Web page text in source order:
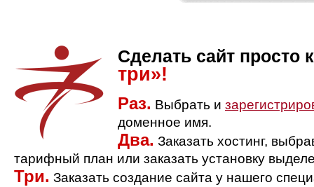
Сделать сайт просто
три»!
Раз. Выбрать и
доменное имя.
Два. Заказать хостинг,
тарифный план или заказать установку
Три. Заказать создание сайта у нашего